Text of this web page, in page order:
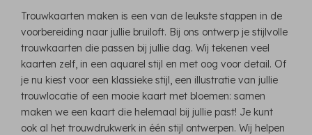
Trouwkaarten maken is een van de leukste stappen in de
voorbereiding naar jullie bruiloft. Bij ons ontwerp je stijlvolle
trouwkaarten die passen bij jullie dag. Wij tekenen veel
kaarten zelf, in een aquarel stijl en met oog voor detail. Of
je nu kiest voor een klassieke stijl, een illustratie van jullie
trouwlocatie of een mooie kaart met bloemen: samen
maken we een kaart die helemaal bij jullie past! Je kunt
ook al het trouwdrukwerk in één stijl ontwerpen. Wij helpen